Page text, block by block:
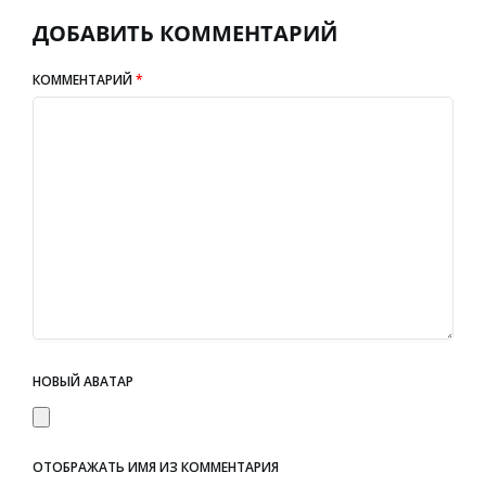
ДОБАВИТЬ КОММЕНТАРИЙ
КОММЕНТАРИЙ*
НОВЫЙ АВАТАР
ОТОБРАЖАТЬ ИМЯ ИЗ КОММЕНТАРИЯ